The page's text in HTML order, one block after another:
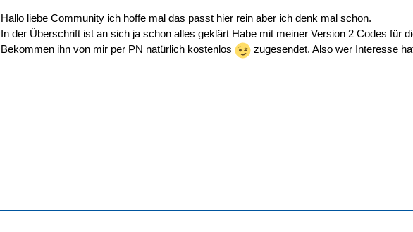
Hallo liebe Community ich hoffe mal das passt hier rein aber ich denk mal schon.
In der Überschrift ist an sich ja schon alles geklärt Habe mit meiner Version 2 Codes für
Bekommen ihn von mir per PN natürlich kostenlos
zugesendet. Also wer Interesse